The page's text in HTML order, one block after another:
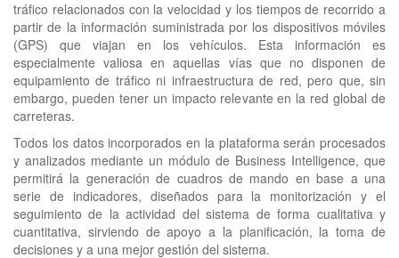
tráfico relacionados con la velocidad y los tiempos de recorrido a
partir de la información suministrada por los dispositivos móviles
(GPS) que viajan en los vehículos. Esta información es
especialmente valiosa en aquellas vías que no disponen de
equipamiento de tráfico ni infraestructura de red, pero que, sin
embargo, pueden tener un impacto relevante en la red global de
carreteras.
Todos los datos incorporados en la plataforma serán procesados
y analizados mediante un módulo de Business Intelligence, que
permitirá la generación de cuadros de mando en base a una
serie de indicadores, diseñados para la monitorización y el
seguimiento de la actividad del sistema de forma cualitativa y
cuantitativa, sirviendo de apoyo a la planificación, la toma de
decisiones y a una mejor gestión del sistema.